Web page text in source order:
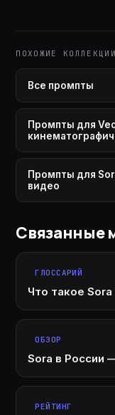
ПОХОЖИЕ КОЛЛЕКЦИИ
Все промпты
Промпты для
Промпты для
видео
Связанные
ГЛОССАРИЙ
Что такое Sora
ОБЗОР
Sora в России
РЕЙТИНГ